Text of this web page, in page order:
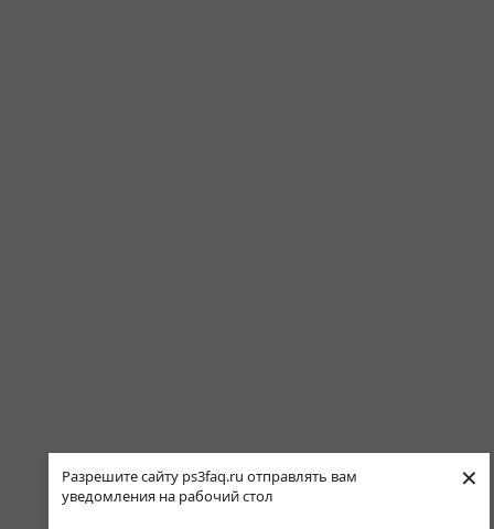
Разрешите сайту ps3faq.ru отправлять вам
уведомления на рабочий стол
×